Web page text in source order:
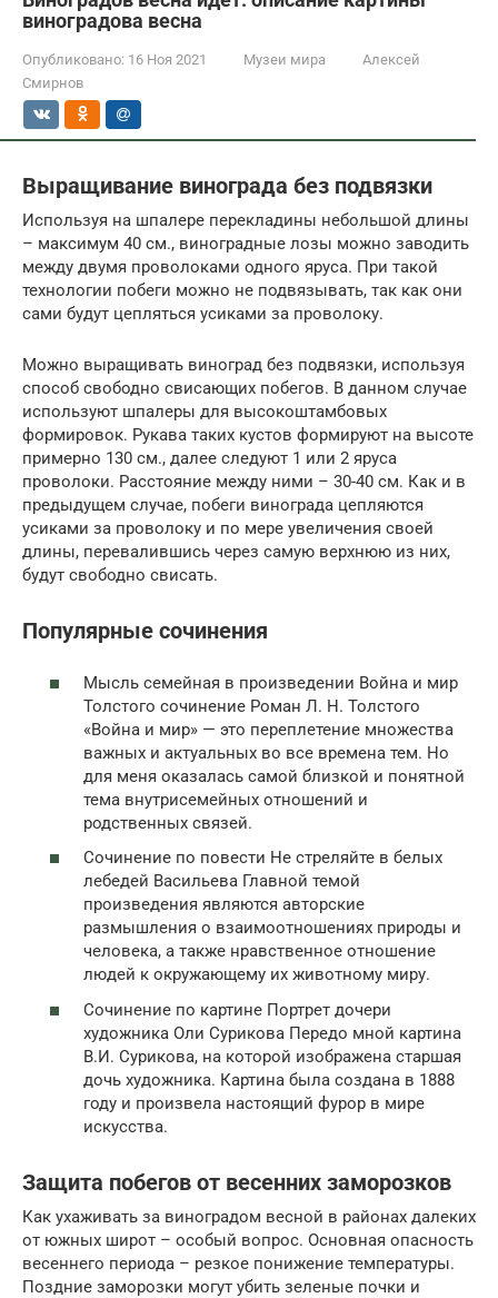
виноградова весна
Опубликовано: 16 Ноя 2021 Музеи мира
Алексей
Смирнов
Выращивание винограда без подвязки
Используя на шпалере перекладины небольшой длины
– максимум 40 см., виноградные лозы можно заводить
между двумя проволоками одного яруса. При такой
технологии побеги можно не подвязывать, так как они
сами будут цепляться усиками за проволоку.
Можно выращивать виноград без подвязки, используя
способ свободно свисающих побегов. В данном случае
используют шпалеры для высокоштамбовых
формировок. Рукава таких кустов формируют на высоте
примерно 130 см., далее следуют 1 или 2 яруса
проволоки. Расстояние между ними – 30-40 см. Как и в
предыдущем случае, побеги винограда цепляются
усиками за проволоку и по мере увеличения своей
длины, перевалившись через самую верхнюю из них,
будут свободно свисать.
Популярные сочинения
Мысль семейная в произведении Война и мир
Толстого сочинение Роман Л. Н. Толстого
«Война и мир» — это переплетение множества
важных и актуальных во все времена тем. Но
для меня оказалась самой близкой и понятной
тема внутрисемейных отношений и
родственных связей.
Сочинение по повести Не стреляйте в белых
лебедей Васильева Главной темой
произведения являются авторские
размышления о взаимоотношениях природы и
человека, а также нравственное отношение
людей к окружающему их животному миру.
Сочинение по картине Портрет дочери
художника Оли Сурикова Передо мной картина
В.И. Сурикова, на которой изображена старшая
дочь художника. Картина была создана в 1888
году и произвела настоящий фурор в мире
искусства.
Защита побегов от весенних заморозков
Как ухаживать за виноградом весной в районах далеких
от южных широт – особый вопрос. Основная опасность
весеннего периода – резкое понижение температуры.
Поздние заморозки могут убить зеленые почки и